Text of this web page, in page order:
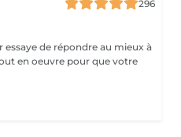
296
essaye de répondre au mieux à